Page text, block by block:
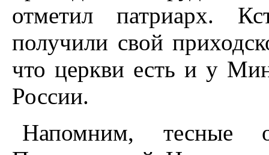
отметил патриарх.
получили свой
что церкви есть и у
России.
Напомним, тесные